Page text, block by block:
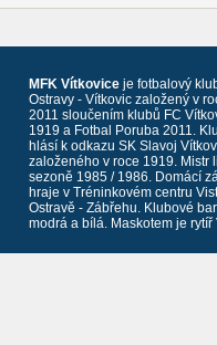
MFK Vítkovice je fotbalový
Ostravy - Vítkovic založený v
2011 sloučením klubů FC
1919 a Fotbal Poruba 2011.
hlásí k odkazu SK Slavoj
založeného v roce 1919. Mistr
sezoně 1985 / 1986. Domácí
hraje v Tréninkovém centru
Ostravě - Zábřehu. Klubové
modrá a bílá. Maskotem je rytíř